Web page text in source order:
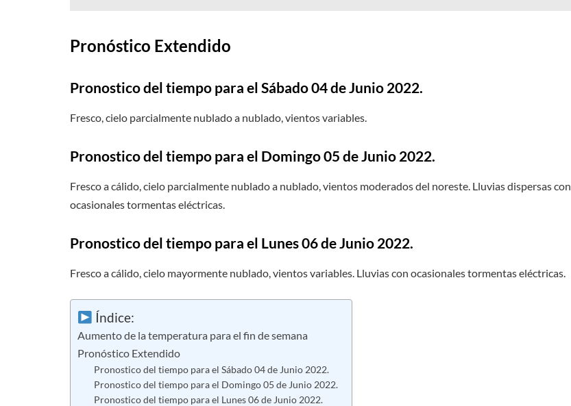
Pronóstico Extendido
Pronostico del tiempo para el Sábado 04 de Junio 2022.
Fresco, cielo parcialmente nublado a nublado, vientos variables.
Pronostico del tiempo para el Domingo 05 de Junio 2022.
Fresco a cálido, cielo parcialmente nublado a nublado, vientos moderados del noreste. Lluvias dispersas con
ocasionales tormentas eléctricas.
Pronostico del tiempo para el Lunes 06 de Junio 2022.
Fresco a cálido, cielo mayormente nublado, vientos variables. Lluvias con ocasionales tormentas eléctricas.
Índice:
Aumento de la temperatura para el fin de semana
Pronóstico Extendido
Pronostico del tiempo para el Sábado 04 de Junio 2022.
Pronostico del tiempo para el Domingo 05 de Junio 2022.
Pronostico del tiempo para el Lunes 06 de Junio 2022.